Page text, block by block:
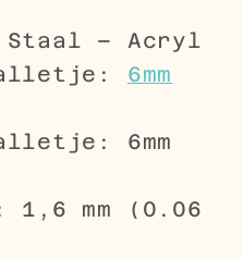
– Acryl
6mm
6mm
1,6 mm (0.06